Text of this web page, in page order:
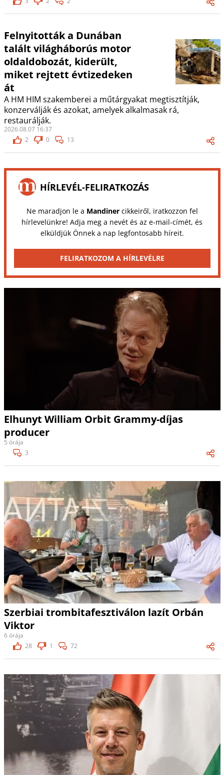
Felnyitották a Dunában
talált világháborús motor
oldaldobozát, kiderült,
miket rejtett évtizedeken
át
A HM HIM szakemberei a műtárgyakat megtisztítják,
konzerválják és azokat, amelyek alkalmasak rá,
restaurálják.
2026.08.07 16:37
2
0 13
HÍRLEVÉL-FELIRATKOZÁS
Ne maradjon le a Mandinercikkeiről, iratkozzon fel
hírlevelünkre! Adja meg a nevét és az e-mail-címét, és
elküldjük Önnek a nap legfontosabb híreit.
FELIRATKOZOM A HÍRLEVÉLRE
Elhunyt William Orbit Grammy-díjas
producer
5 órája
3
Szerbiai trombitafesztiválon lazít Orbán
Viktor
6 órája
28
1 72